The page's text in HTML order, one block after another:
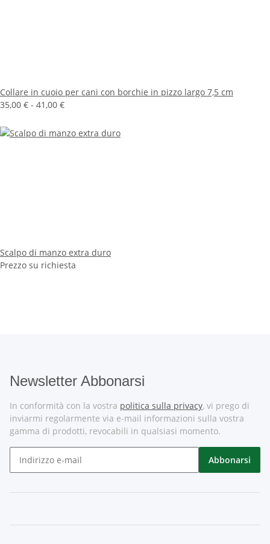
Collare in cuoio per cani con borchie in pizzo largo 7,5 cm
35,00 € - 41,00 €
Scalpo di manzo extra duro
Prezzo su richiesta
Newsletter Abbonarsi
In conformità con la vostra politica sulla privacy, vi prego di
inviarmi regolarmente via e-mail informazioni sulla vostra
gamma di prodotti, revocabili in qualsiasi momento.
Abbonarsi